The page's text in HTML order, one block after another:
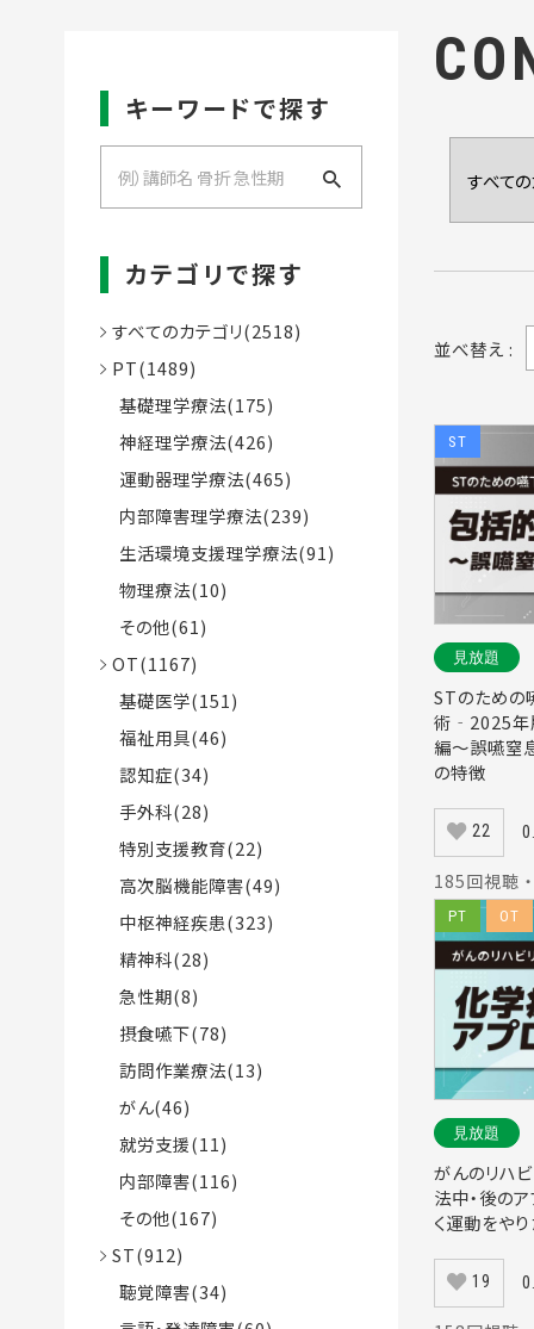
並べ替え :
ST
見放題
STのための
術‐2025年
編～誤嚥窒
の特徴
22
185回視聴
PT OT
見放題
がんのリハ
法中・後の
く運動をや
19
キーワードで探す
カテゴリで探す
すべてのカテゴリ(2518)
PT(1489)
基礎理学療法(175)
神経理学療法(426)
運動器理学療法(465)
内部障害理学療法(239)
生活環境支援理学療法(91)
物理療法(10)
その他(61)
OT(1167)
基礎医学(151)
福祉用具(46)
認知症(34)
手外科(28)
特別支援教育(22)
高次脳機能障害(49)
中枢神経疾患(323)
精神科(28)
急性期(8)
摂食嚥下(78)
訪問作業療法(13)
がん(46)
就労支援(11)
内部障害(116)
その他(167)
ST(912)
聴覚障害(34)